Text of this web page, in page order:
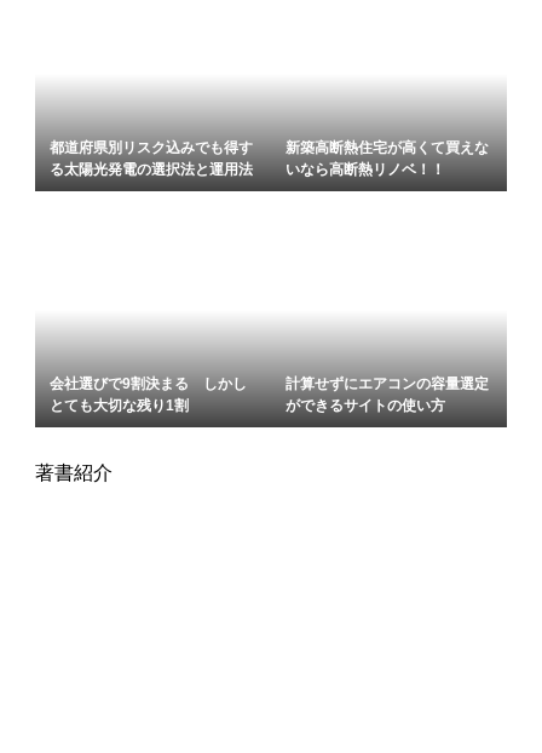
都道府県別リスク込みでも得す
る太陽光発電の選択法と運用法
新築高断熱住宅が高くて買えな
いなら高断熱リノベ！！
会社選びで9割決まる しかし
とても大切な残り1割
計算せずにエアコンの容量選定
ができるサイトの使い方
著書紹介